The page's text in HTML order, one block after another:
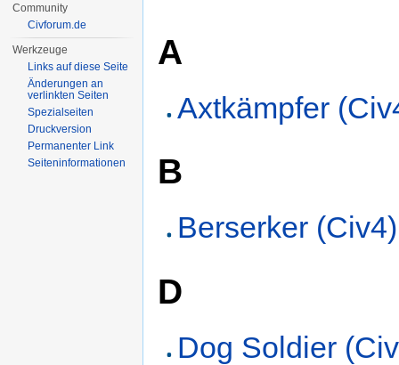
A
Axtkämpfer
B
Berserker (Civ4)
D
Dog Soldier
Community
Civforum.de
Werkzeuge
Links auf diese Seite
Änderungen an
verlinkten Seiten
Spezialseiten
Druckversion
Permanenter Link
Seiten­informationen